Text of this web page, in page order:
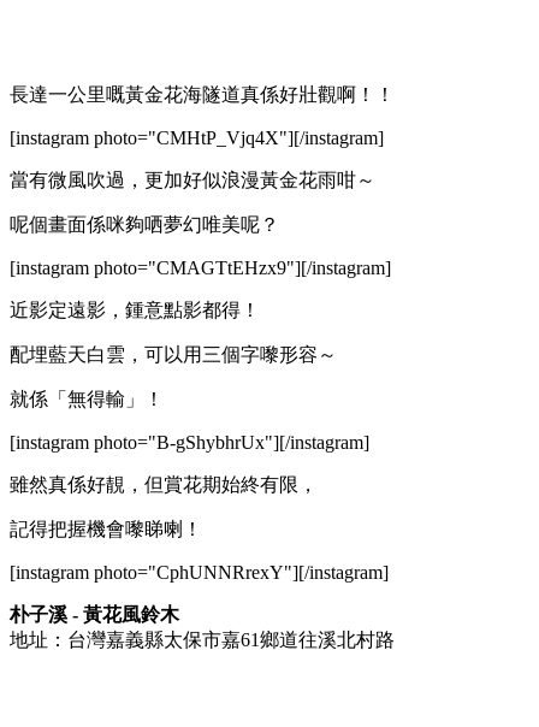
長達一公里嘅黃金花海隧道真係好壯觀啊！！
[instagram photo="CMHtP_Vjq4X"][/instagram]
當有微風吹過，更加好似浪漫黃金花雨咁～
呢個畫面係咪夠哂夢幻唯美呢？
[instagram photo="CMAGTtEHzx9"][/instagram]
近影定遠影，鍾意點影都得！
配埋藍天白雲，可以用三個字嚟形容～
就係「無得輸」！
[instagram photo="B-gShybhrUx"][/instagram]
雖然真係好靚，但賞花期始終有限，
記得把握機會嚟睇喇！
[instagram photo="CphUNNRrexY"][/instagram]
朴子溪 - 黃花風鈴木
地址：台灣嘉義縣太保市嘉61鄉道往溪北村路